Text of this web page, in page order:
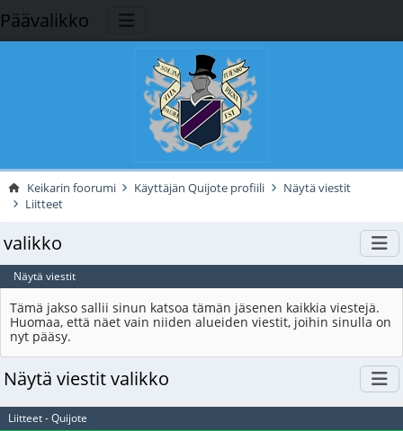
Päävalikko
Keikarin foorumi Käyttäjän Quijote profiili
Näytä viestit
Liitteet
valikko
Näytä viestit
Tämä jakso sallii sinun katsoa tämän jäsenen kaikkia viestejä.
Huomaa, että näet vain niiden alueiden viestit, joihin sinulla on
nyt pääsy.
Näytä viestit valikko
Liitteet - Quijote